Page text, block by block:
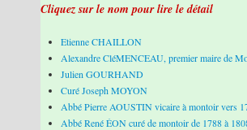
Les Sections
Revue de Presse
Photothèque
Accès réservé
Cliquez sur le nom pour lire le détail
Etienne CHAILLON
Alexandre CléMENCEAU, premier maire de
Julien GOURHAND
Curé Joseph MOYON
Abbé Pierre AOUSTIN vicaire à montoir vers
Abbé René ÉON curé de montoir de 1788 à